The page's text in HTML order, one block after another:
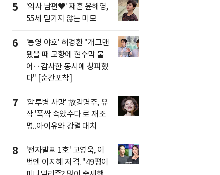
5
'의사 남편♥' 재혼 윤해영,
55세 믿기지 않는 미모
6
'통영 야호' 허경환 "개그맨
됐을 때 고향에 현수막 붙
어‥감사한 동시에 창피했
다" [순간포착]
7
'암투병 사망' 故강명주, 유
작 '폭싹 속았수다'로 재조
명..아이유와 강렬 대치
8
'전자발찌 1호' 고영욱, 이
번엔 이지혜 저격.."49평이